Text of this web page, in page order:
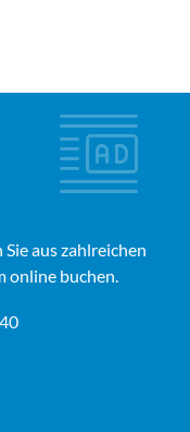
aus zahlreichen
online buchen.